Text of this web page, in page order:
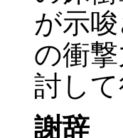
が示
の衝
討して
謝辞